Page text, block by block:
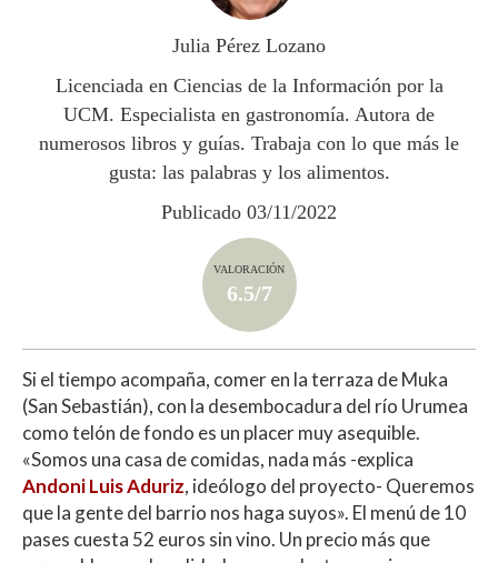
p k
ar
ti
r
Julia Pérez Lozano
Licenciada en Ciencias de la Información por la
UCM. Especialista en gastronomía. Autora de
numerosos libros y guías. Trabaja con lo que más le
gusta: las palabras y los alimentos.
Publicado 03/11/2022
VALORACIÓN
6.5/7
Si el tiempo acompaña, comer en la terraza de Muka
(San Sebastián), con la desembocadura del río Urumea
como telón de fondo es un placer muy asequible.
«Somos una casa de comidas, nada más -explica
Andoni Luis Aduriz, ideólogo del proyecto- Queremos
que la gente del barrio nos haga suyos». El menú de 10
pases cuesta 52 euros sin vino. Un precio más que